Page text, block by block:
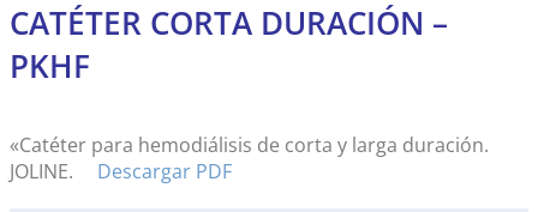
CATÉTER CORTA DURACIÓN –
PKHF
«Catéter para hemodiálisis de corta y larga duración.
JOLINE. Descargar PDF